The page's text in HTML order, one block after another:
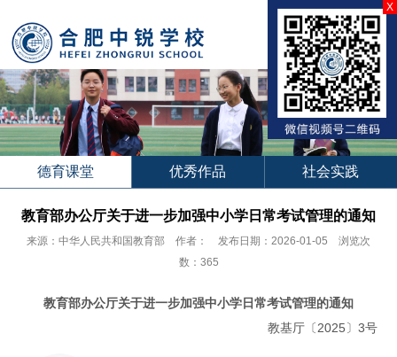
X
德育课堂 优秀作品 社会实践
教育部办公厅关于进一步加强中小学日常考试管理的通知
来源：中华人民共和国教育部 作者： 发布日期：2026-01-05 浏览次
数：365
教育部办公厅关于进一步加强中小学日常考试管理的通知
教基厅〔2025〕3号